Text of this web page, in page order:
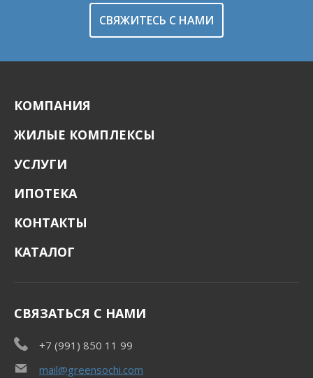
СВЯЖИТЕСЬ С НАМИ
КОМПАНИЯ
ЖИЛЫЕ КОМПЛЕКСЫ
УСЛУГИ
ИПОТЕКА
КОНТАКТЫ
КАТАЛОГ
СВЯЗАТЬСЯ С НАМИ
+7 (991) 850 11 99
mail@greensochi.com